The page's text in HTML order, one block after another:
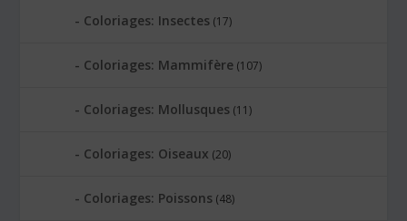
Coloriages: Insectes (17)
Coloriages: Mammifère (107)
Coloriages: Mollusques (11)
Coloriages: Oiseaux (20)
Coloriages: Poissons (48)